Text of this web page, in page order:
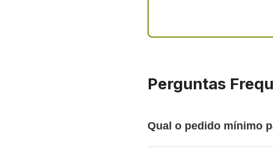
Perguntas
Qual o pedido mínimo